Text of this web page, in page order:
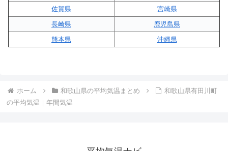
佐賀県
宮崎県
長崎県
鹿児島県
熊本県
沖縄県
ホーム 和歌山県の平均気温まとめ
和歌山県有田川町
の平均気温｜年間気温